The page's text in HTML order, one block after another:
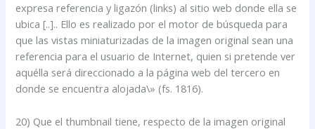
expresa referencia y ligazón (links) al sitio web donde ella se
ubica [..].. Ello es realizado por el motor de búsqueda para
que las vistas miniaturizadas de la imagen original sean una
referencia para el usuario de Internet, quien si pretende ver
aquélla será direccionado a la página web del tercero en
donde se encuentra alojada\» (fs. 1816).
20) Que el thumbnail tiene, respecto de la imagen original